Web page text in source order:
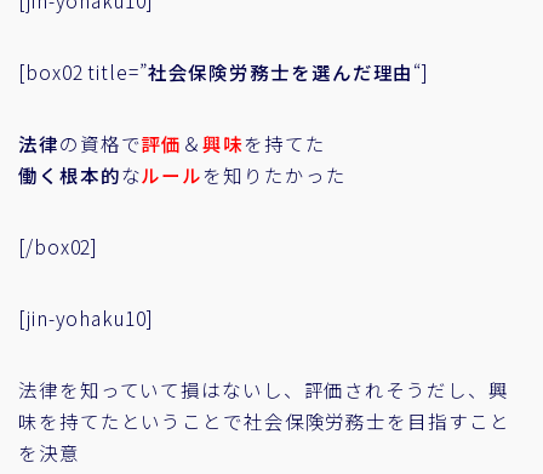
[box02 title=”社会保険労務士を選んだ理由“]
法律の資格で評価 ＆興味を持てた
働く根本的なルールを知りたかった
[/box02]
[jin-yohaku10]
法律を知っていて損はないし、評価されそうだし、興
味を持てたということで社会保険労務士を目指すこと
を決意